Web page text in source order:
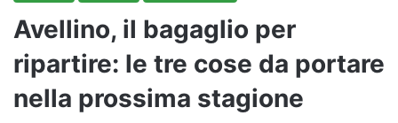
Avellino, il bagaglio per
ripartire: le tre cose da portare
nella prossima stagione